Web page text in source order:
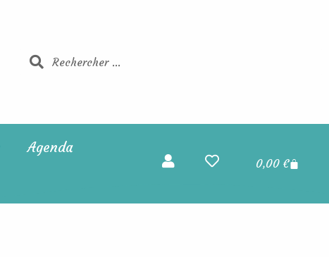
RechercherRechercher
Agenda
0,00 €Panier